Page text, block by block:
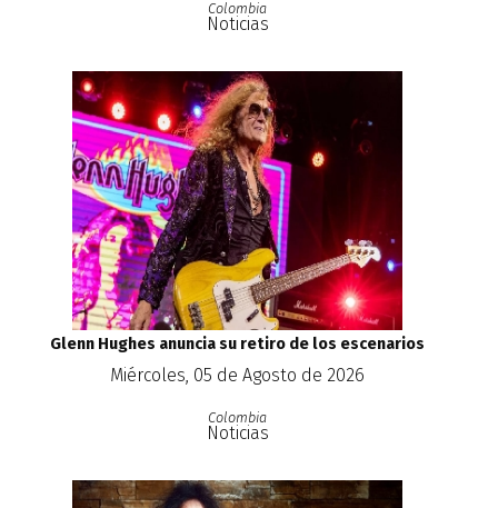
Colombia
Noticias
Glenn Hughes anuncia su retiro de los escenarios
Miércoles, 05 de Agosto de 2026
Colombia
Noticias